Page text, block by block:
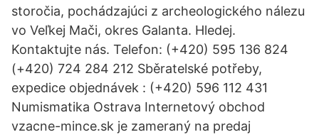
storočia, pochádzajúci z archeologického nálezu
vo Veľkej Mači, okres Galanta. Hledej.
Kontaktujte nás. Telefon: (+420) 595 136 824
(+420) 724 284 212 Sběratelské potřeby,
expedice objednávek : (+420) 596 112 431
Numismatika Ostrava Internetový obchod
vzacne-mince.sk je zameraný na predaj